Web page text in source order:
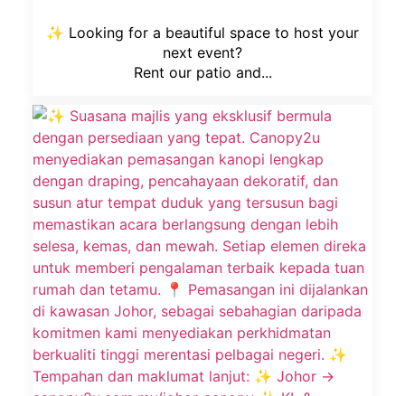
✨ Looking for a beautiful space to host your
next event?
Rent our patio and...